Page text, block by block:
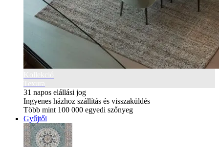
31 napos elállási jog
Ingyenes házhoz szállítás és visszaküldés
Több mint 100 000 egyedi szőnyeg
Gyűjtői